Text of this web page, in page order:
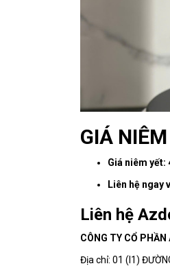
GIÁ
Giá niêm yết:
Liên hệ ngay
Liên hệ
CÔNG TY CỔ
Địa chỉ: 01 (I1)